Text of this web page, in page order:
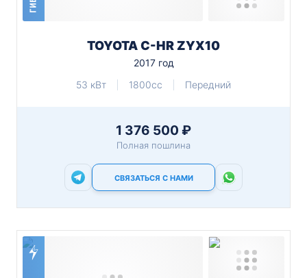
TOYOTA C-HR ZYX10
2017 год
53 кВт
1800cc Передний
1 376 500 ₽
Полная пошлина
СВЯЗАТЬСЯ С НАМИ